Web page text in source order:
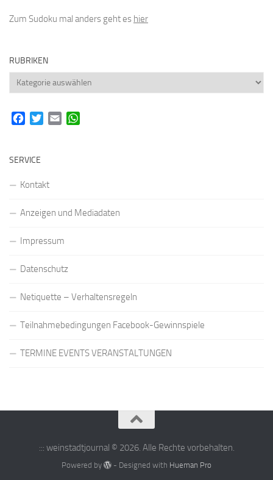
Zum Sudoku mal anders geht es hier
RUBRIKEN
Rubriken
FacebookTwitterEmail
SERVICE
Kontakt
Anzeigen und Mediadaten
Impressum
Datenschutz
Netiquette – Verhaltensregeln
Teilnahmebedingungen Facebook-Gewinnspiele
TERMINE EVENTS VERANSTALTUNGEN
::: weinstadtjournal © 2026. Alle Rechte vorbehalten.
Powered by - Designed with Hueman Pro